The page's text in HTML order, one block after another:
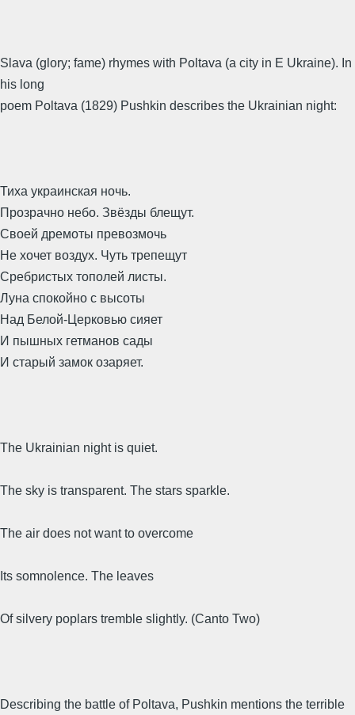
Slava (glory; fame) rhymes with Poltava (a city in E Ukraine). In
his long
poem Poltava (1829) Pushkin describes the Ukrainian night:
Тиха украинская ночь.
Прозрачно небо. Звёзды блещут.
Своей дремоты превозмочь
Не хочет воздух. Чуть трепещут
Сребристых тополей листы.
Луна спокойно с высоты
Над Белой-Церковью сияет
И пышных гетманов сады
И старый замок озаряет.
The Ukrainian night is quiet.
The sky is transparent. The stars sparkle.
The air does not want to overcome
Its somnolence. The leaves
Of silvery poplars tremble slightly. (Canto Two)
Describing the battle of Poltava, Pushkin mentions the terrible